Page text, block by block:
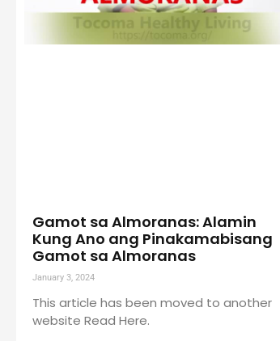
Gamot sa Almoranas: Alamin
Kung Ano ang Pinakamabisang
Gamot sa Almoranas
January 3, 2024
This article has been moved to another
website Read Here.